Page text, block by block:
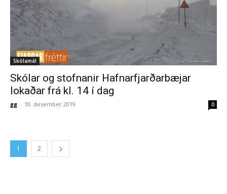
Skólamál
Skólar og stofnanir Hafnarfjarðarbæjar
lokaðar frá kl. 14 í dag
gg - 10. desember 2019 0
1 2